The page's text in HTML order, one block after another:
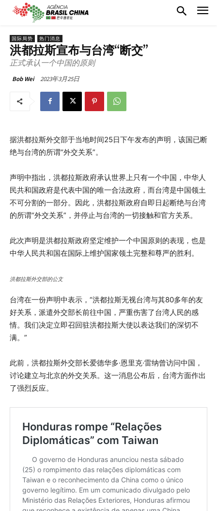
国际局势 热门消息
洪都拉斯宣布与台湾“断交”
正式承认一个中国的原则
Bob Wei 2023年3月25日
据洪都拉斯外交部于当地时间25日下午发布的声明，该国已断
绝与台湾的所谓“外交关系”。
声明中指出，洪都拉斯政府承认世界上只有一个中国，中华人
民共和国政府是代表中国的唯一合法政府，而台湾是中国领土
不可分割的一部分。因此，洪都拉斯政府自即日起断绝与台湾
的所谓“外交关系”，并停止与台湾的一切接触和官方关系。
此次声明是洪都拉斯政府坚定维护一个中国原则的表现，也是
中华人民共和国在国际上维护国家领土完整和尊严的胜利。
洪都拉斯外交部的公文
台湾在一份声明中表示，“洪都拉斯无视台湾与其80多年的友
好关系，派遣外交部长前往中国，严重伤害了台湾人民的感
情。我们决定立即召回驻洪都拉斯大使以表达我们的深切不
满。”
此前，洪都拉斯外交部长爱德华多·恩里克·雷纳曾访问中国，
讨论建立与北京的外交关系。这一消息公布后，台湾方面作出
了强烈反应。